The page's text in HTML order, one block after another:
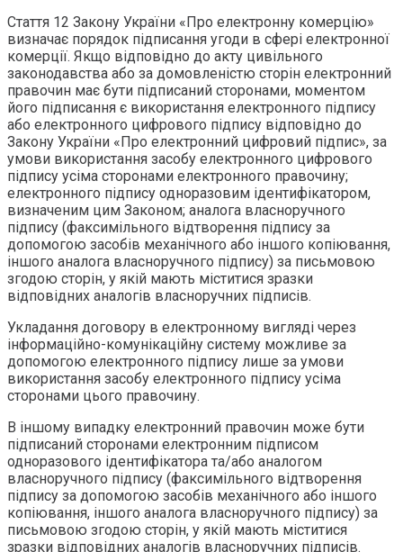
Стаття 12 Закону України «Про електронну комерцію»
визначає порядок підписання угоди в сфері електронної
комерції. Якщо відповідно до акту цивільного
законодавства або за домовленістю сторін електронний
правочин має бути підписаний сторонами, моментом
його підписання є використання електронного підпису
або електронного цифрового підпису відповідно до
Закону України «Про електронний цифровий підпис», за
умови використання засобу електронного цифрового
підпису усіма сторонами електронного правочину;
електронного підпису одноразовим ідентифікатором,
визначеним цим Законом; аналога власноручного
підпису (факсимільного відтворення підпису за
допомогою засобів механічного або іншого копіювання,
іншого аналога власноручного підпису) за письмовою
згодою сторін, у якій мають міститися зразки
відповідних аналогів власноручних підписів.
Укладання договору в електронному вигляді через
інформаційно-комунікаційну систему можливе за
допомогою електронного підпису лише за умови
використання засобу електронного підпису усіма
сторонами цього правочину.
В іншому випадку електронний правочин може бути
підписаний сторонами електронним підписом
одноразового ідентифікатора та/або аналогом
власноручного підпису (факсимільного відтворення
підпису за допомогою засобів механічного або іншого
копіювання, іншого аналога власноручного підпису) за
письмовою згодою сторін, у якій мають міститися
зразки відповідних аналогів власноручних підписів.